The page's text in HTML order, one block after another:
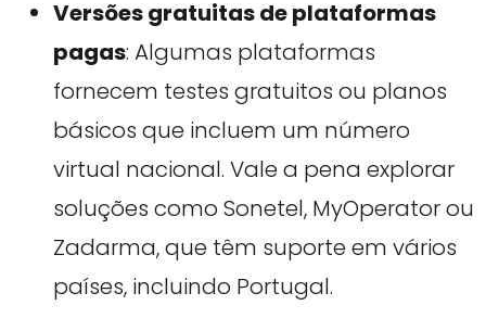
Versões gratuitas de plataformas
pagas: Algumas plataformas
fornecem testes gratuitos ou planos
básicos que incluem um número
virtual nacional. Vale a pena explorar
soluções como Sonetel, MyOperator ou
Zadarma, que têm suporte em vários
países, incluindo Portugal.